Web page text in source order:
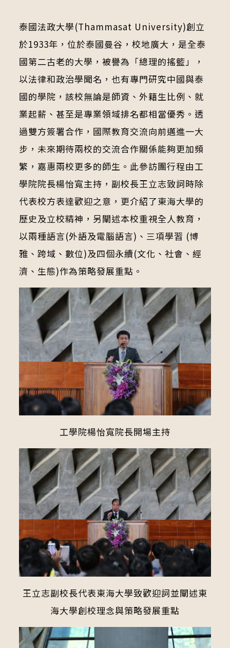
泰國法政大學(Thammasat University)創立
於1933年，位於泰國曼谷，校地廣大，是全泰
國第二古老的大學，被譽為「總理的搖籃」，
以法律和政治學聞名，也有專門研究中國與泰
國的學院，該校無論是師資、外籍生比例、就
業起薪、甚至是專業領域排名都相當優秀。透
過雙方簽署合作，國際教育交流向前邁進一大
步，未來期待兩校的交流合作關係能夠更加頻
繁，嘉惠兩校更多的師生。此參訪團行程由工
學院院長楊怡寬主持，副校長王立志致詞時除
代表校方表達歡迎之意，更介紹了東海大學的
歷史及立校精神，另闡述本校重視全人教育，
以兩種語言(外語及電腦語言)、三項學習 (博
雅、跨域、數位)及四個永續(文化、社會、經
濟、生態)作為策略發展重點。
工學院楊怡寬院長開場主持
王立志副校長代表東海大學致歡迎詞並闡述東
海大學創校理念與策略發展重點